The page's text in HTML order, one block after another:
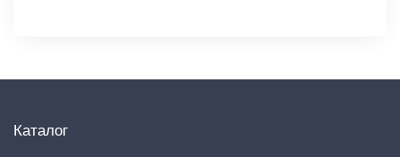
Каталог